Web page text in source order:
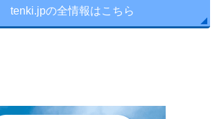
tenki.jpの全情報はこちら